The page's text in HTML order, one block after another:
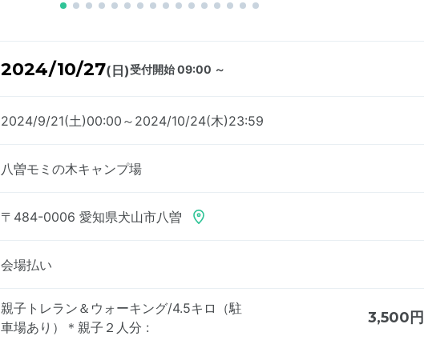
2024/10/27(日)受付開始 09:00 ～
2024/9/21(土)00:00～2024/10/24(木)23:59
八曽モミの木キャンプ場
〒484-0006 愛知県犬山市八曽
会場払い
親子トレラン＆ウォーキング/4.5キロ（駐
車場あり）＊親子２人分 :
3,500円